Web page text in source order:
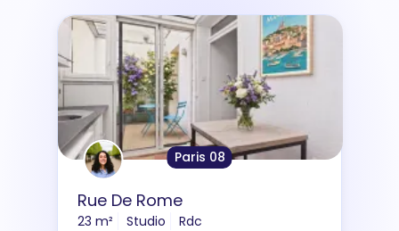
Paris 08
Rue De Rome
23 m² Studio Rdc